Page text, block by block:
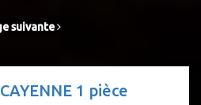
suivante
1 pièce